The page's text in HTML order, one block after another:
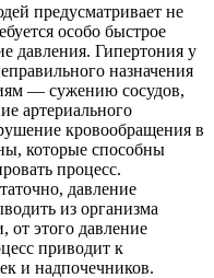
предусматривает не
особо быстрое
давления. Гипертония у
назначения
— сужению сосудов,
артериального
кровообращения в
которые способны
процесс.
давление
из организма
от этого давление
приводит к
и надпочечников.